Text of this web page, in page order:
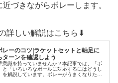
づきながらボレーします。
詳しい解説はこちら⬇︎
レーのコツ|ラケットセットと軸足に
ターンを確認しよう
意識を持っていませんか？本記事では、「ボ
と「いろいろなボールに対応するにはどうし
を解説しています。ボレーがうまくなりたい